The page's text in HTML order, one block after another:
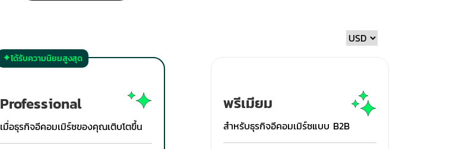
ได้รับความนิยมสูงสุด
Professional
เมื่อธุรกิจอีคอมเมิร์ซของคุณเติบโตขึ้น
พรีเมียม
สำหรับธุรกิจอีคอมเมิร์ซแบบ B2B